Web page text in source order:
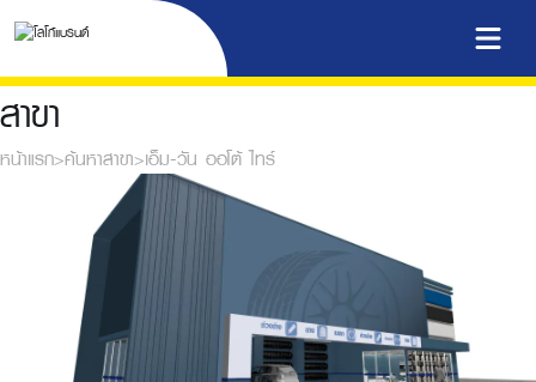
สาขา
หน้าแรก>ค้นหาสาขา>เอ็ม-วัน ออโต้ ไทร์